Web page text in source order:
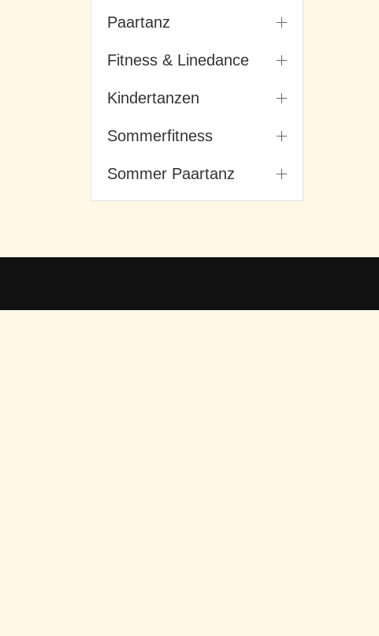
Paartanz
Fitness & Linedance
Kindertanzen
Sommerfitness
Sommer Paartanz